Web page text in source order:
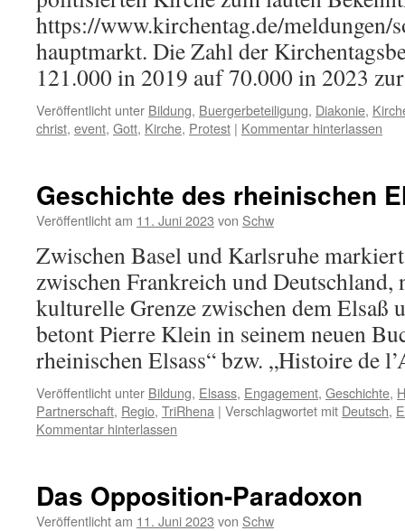
https://www.kirchentag.de/meldungen/
hauptmarkt. Die Zahl der
121.000 in 2019 auf 70.000 in 2023
Veröffentlicht unter Bildung, Buergerbeteiligung, Diakonie,
christ, event, Gott, Kirche, Protest | Kommentar hinterlassen
Geschichte des rheinischen
Veröffentlicht am 11. Juni 2023 von Schw
Zwischen Basel und Karlsruhe
zwischen Frankreich und Deutschland,
kulturelle Grenze zwischen dem Elsaß
betont Pierre Klein in seinem neuen
rheinischen Elsass“ bzw. „Histoire de
Veröffentlicht unter Bildung, Elsass, Engagement, Geschichte,
Partnerschaft, Regio, TriRhena | Verschlagwortet mit Deutsch,
Kommentar hinterlassen
Das Opposition-Paradoxon
Veröffentlicht am 11. Juni 2023 von Schw